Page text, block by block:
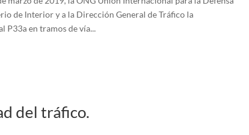
de Interior y a la Dirección General de Tráfico la
P33a en tramos de vía...
del tráfico.